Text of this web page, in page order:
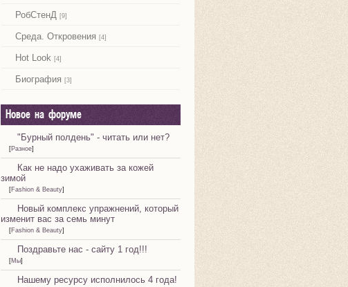
РобСтенД [9]
Среда. Откровения [4]
Hot Look [4]
Биография [3]
Новое на форуме
"Бурный полдень" - читать или нет?
[Разное]
Как не надо ухаживать за кожей
зимой
[Fashion & Beauty]
Новый комплекс упражнений, который
изменит вас за семь минут
[Fashion & Beauty]
Поздравьте нас - сайту 1 год!!!
[Мы]
Нашему ресурсу исполнилось 4 года!